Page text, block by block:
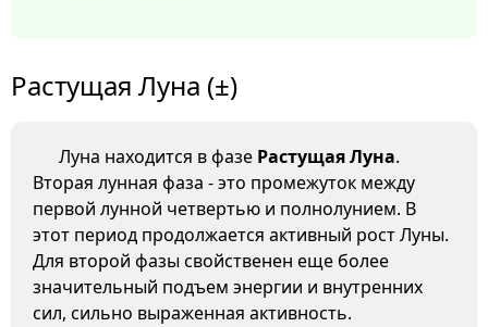
Растущая Луна (±)
Луна находится в фазе Растущая Луна.
Вторая лунная фаза - это промежуток между
первой лунной четвертью и полнолунием. В
этот период продолжается активный рост Луны.
Для второй фазы свойственен еще более
значительный подъем энергии и внутренних
сил, сильно выраженная активность.